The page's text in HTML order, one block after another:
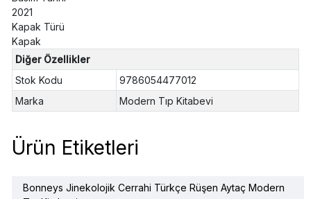
2021
Kapak Türü
Kapak
Diğer Özellikler
Stok Kodu
9786054477012
Marka
Modern Tıp Kitabevi
Ürün Etiketleri
Bonneys Jinekolojik Cerrahi Türkçe Rüşen Aytaç Modern